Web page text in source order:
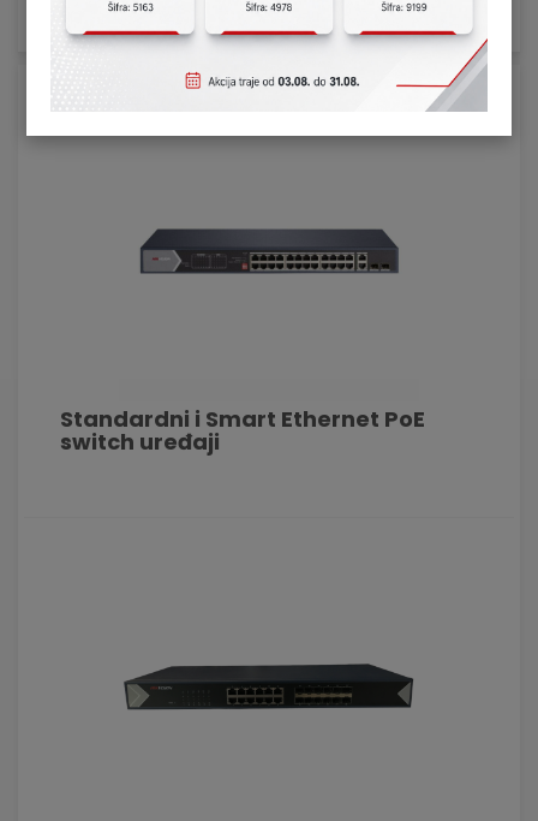
Mreža
Standardni i Smart Ethernet PoE
switch uređaji